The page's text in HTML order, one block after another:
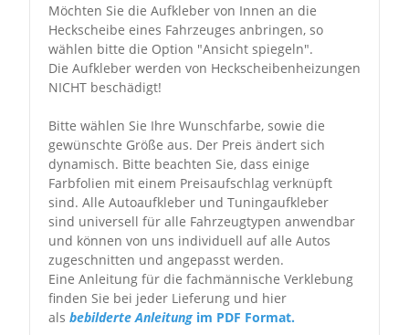
Möchten Sie die Aufkleber von Innen an die
Heckscheibe eines Fahrzeuges anbringen, so
wählen bitte die Option "Ansicht spiegeln".
Die Aufkleber werden von Heckscheibenheizungen
NICHT beschädigt!
Bitte wählen Sie Ihre Wunschfarbe, sowie die
gewünschte Größe aus. Der Preis ändert sich
dynamisch. Bitte beachten Sie, dass einige
Farbfolien mit einem Preisaufschlag verknüpft
sind. Alle Autoaufkleber und Tuningaufkleber
sind universell für alle Fahrzeugtypen anwendbar
und können von uns individuell auf alle Autos
zugeschnitten und angepasst werden.
Eine Anleitung für die fachmännische Verklebung
finden Sie bei jeder Lieferung und hier
als bebilderte Anleitung im PDF Format.